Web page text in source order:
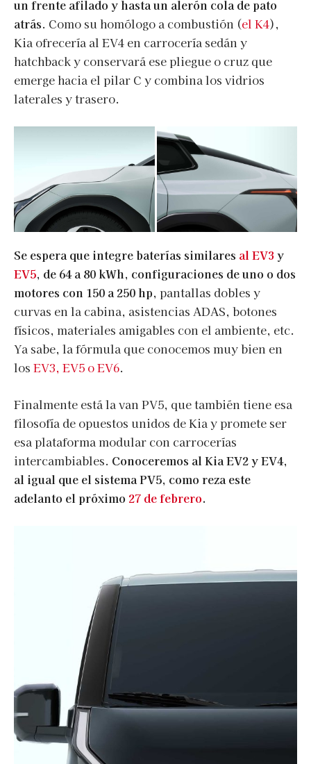
un frente afilado y hasta un alerón cola de pato
atrás. Como su homólogo a combustión (el K4),
Kia ofrecería al EV4 en carrocería sedán y
hatchback y conservará ese pliegue o cruz que
emerge hacia el pilar C y combina los vidrios
laterales y trasero.
Se espera que integre baterías similares al EV3 y
EV5, de 64 a 80 kWh, configuraciones de uno o dos
motores con 150 a 250 hp, pantallas dobles y
curvas en la cabina, asistencias ADAS, botones
físicos, materiales amigables con el ambiente, etc.
Ya sabe, la fórmula que conocemos muy bien en
los EV3, EV5 o EV6.
Finalmente está la van PV5, que también tiene esa
filosofía de opuestos unidos de Kia y promete ser
esa plataforma modular con carrocerías
intercambiables. Conoceremos al Kia EV2 y EV4,
al igual que el sistema PV5, como reza este
adelanto el próximo 27 de febrero.